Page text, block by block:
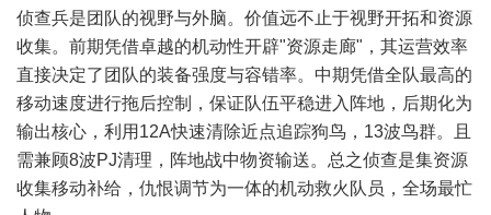
侦查兵是团队的视野与外脑。价值远不止于视野开拓和资源
收集。前期凭借卓越的机动性开辟"资源走廊"，其运营效率
直接决定了团队的装备强度与容错率。中期凭借全队最高的
移动速度进行拖后控制，保证队伍平稳进入阵地，后期化为
输出核心，利用12A快速清除近点追踪狗鸟，13波鸟群。且
需兼顾8波PJ清理，阵地战中物资输送。总之侦查是集资源
收集移动补给，仇恨调节为一体的机动救火队员，全场最忙